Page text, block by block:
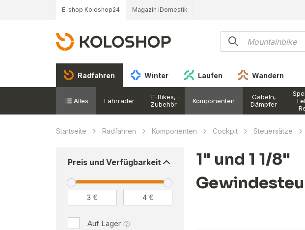
E-shop Koloshop24 Magazin iDomestik
Radfahren Winter Laufen Wandern
Alles Fahrräder
E-Bikes,
Zubehör
Komponenten
Gabeln,
Dämpfer
Startseite Radfahren Komponenten Cockpit Steuersätze
Preis und Verfügbarkeit
Auf Lager
1" und 1 1/8"